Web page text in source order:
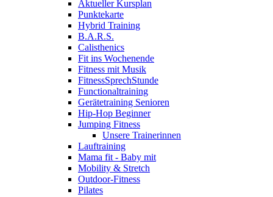
Aktueller Kursplan
Punktekarte
Hybrid Training
B.A.R.S.
Calisthenics
Fit ins Wochenende
Fitness mit Musik
FitnessSprechStunde
Functionaltraining
Gerätetraining Senioren
Hip-Hop Beginner
Jumping Fitness
Unsere Trainerinnen
Lauftraining
Mama fit - Baby mit
Mobility & Stretch
Outdoor-Fitness
Pilates